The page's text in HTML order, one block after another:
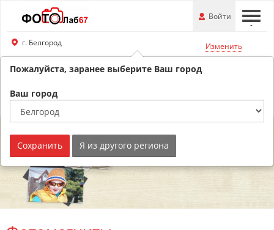
Перейти
основной
информации
---
Войти
г. Белгород Изменить
Обратный звонок
Пожалуйста, заранее выберите Ваш город
Ваш город
Сохранить Я из другого региона